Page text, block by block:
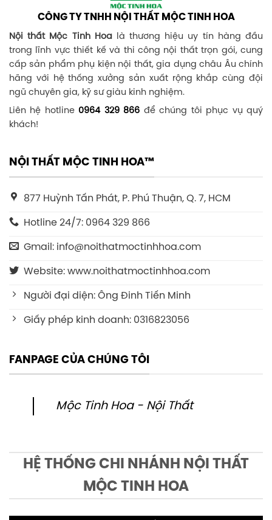
CÔNG TY TNHH NỘI THẤT MỘC TINH HOA
Nội thất Mộc Tinh Hoalà thương hiệu uy tín hàng đầu
trong lĩnh vực thiết kế và thi công nội thất trọn gói, cung
cấp sản phẩm phụ kiện nội thất, gia dụng châu Âu chính
hãng với hệ thống xưởng sản xuất rộng khắp cùng đội
ngũ chuyên gia, kỹ sư giàu kinh nghiệm.
Liên hệ hotline 0964 329 866 để chúng tôi phục vụ quý
khách!
NỘI THẤT MỘC TINH HOA™
877 Huỳnh Tấn Phát, P. Phú Thuận, Q. 7, HCM
Hotline 24/7: 0964 329 866
Gmail: info@noithatmoctinhhoa.com
Website: www.noithatmoctinhhoa.com
Người đại diện: Ông Đinh Tiến Minh
Giấy phép kinh doanh: 0316823056
FANPAGE CỦA CHÚNG TÔI
Mộc Tinh Hoa - Nội Thất
HỆ THỐNG CHI NHÁNH NỘI THẤT
MỘC TINH HOA